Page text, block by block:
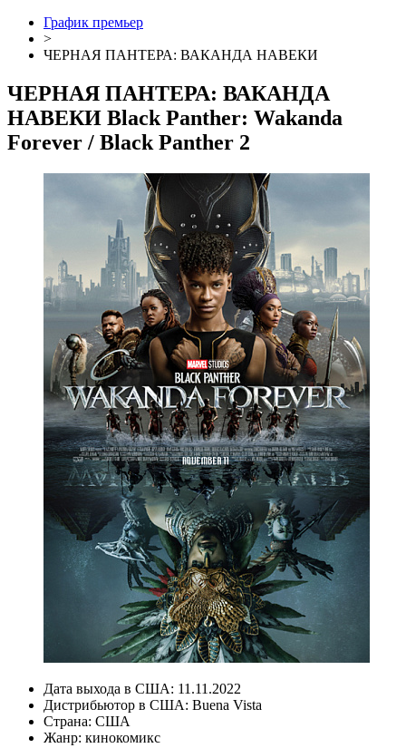
График премьер
>
ЧЕРНАЯ ПАНТЕРА: ВАКАНДА НАВЕКИ
ЧЕРНАЯ ПАНТЕРА: ВАКАНДА
НАВЕКИ Black Panther: Wakanda
Forever / Black Panther 2
Дата выхода в США: 11.11.2022
Дистрибьютор в США: Buena Vista
Страна: США
Жанр: кинокомикс